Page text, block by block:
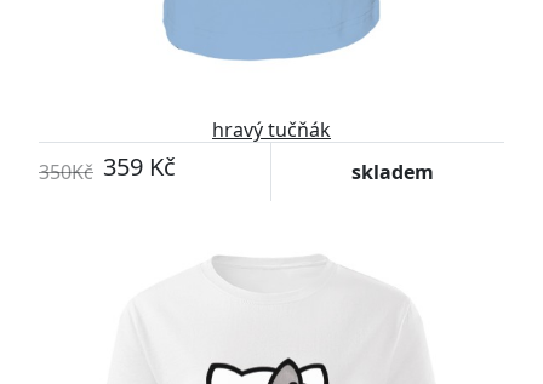
hravý tučňák
350Kč 359 Kč skladem